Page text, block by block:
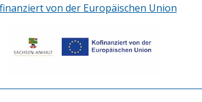
von der Europäischen Union